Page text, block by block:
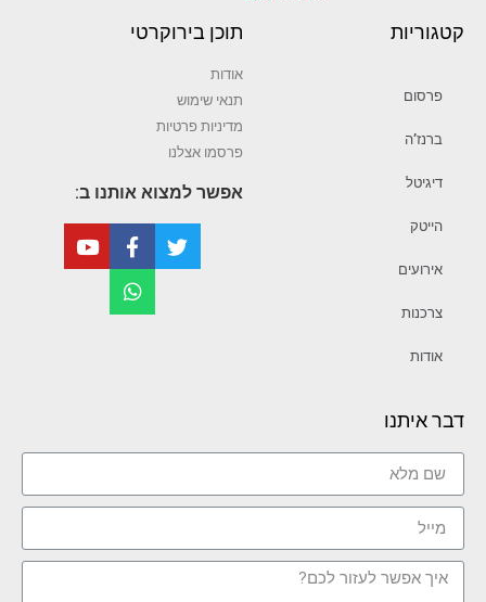
קטגוריות
פרסום
ברנז’ה
דיגיטל
הייטק
אירועים
צרכנות
אודות
תוכן בירוקרטי
אודות
תנאי שימוש
מדיניות פרטיות
פרסמו אצלנו
אפשר למצוא אותנו ב:
דבר איתנו